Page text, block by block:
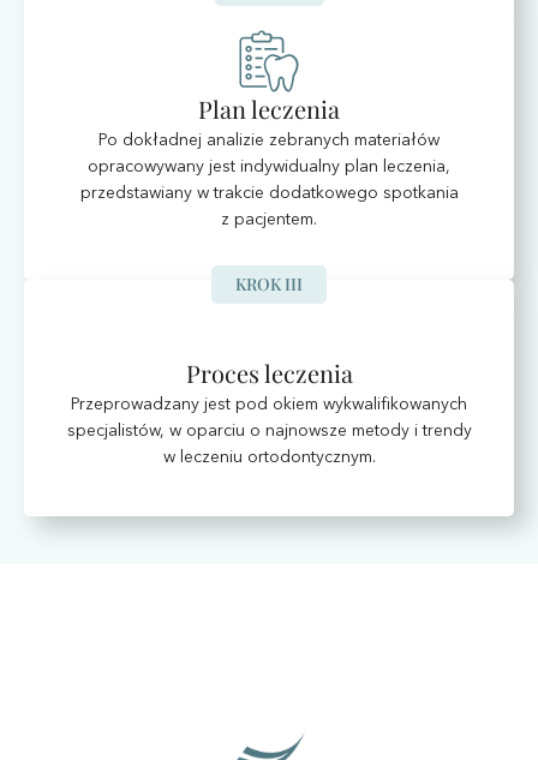
Plan leczenia
Po dokładnej analizie zebranych materiałów
opracowywany jest indywidualny plan leczenia,
przedstawiany w trakcie dodatkowego spotkania
z pacjentem.
KROK III
Proces leczenia
Przeprowadzany jest pod okiem wykwalifikowanych
specjalistów, w oparciu o najnowsze metody i trendy
w leczeniu ortodontycznym.